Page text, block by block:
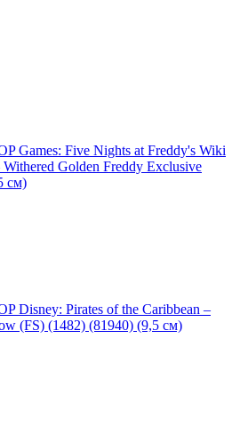
Games: Five Nights at Freddy's Wiki
Golden Freddy Exclusive
см)
Disney: Pirates of the Caribbean –
(FS) (1482) (81940) (9,5 см)